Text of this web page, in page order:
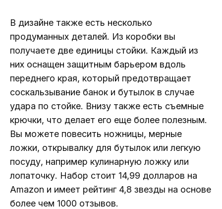
В дизайне также есть несколько
продуманных деталей. Из коробки вы
получаете две единицы стойки. Каждый из
них оснащен защитным барьером вдоль
переднего края, который предотвращает
соскальзывание банок и бутылок в случае
удара по стойке. Внизу также есть съемные
крючки, что делает его еще более полезным.
Вы можете повесить ножницы, мерные
ложки, открывалку для бутылок или легкую
посуду, например кулинарную ложку или
лопаточку. Набор стоит 14,99 долларов на
Amazon и имеет рейтинг 4,8 звезды на основе
более чем 1000 отзывов.